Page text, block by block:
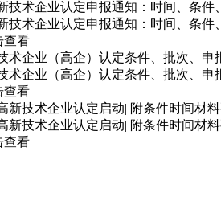
技术企业认定申报通知：时间、条
技术企业认定申报通知：时间、条
查看
术企业（高企）认定条件、批次、申
术企业（高企）认定条件、批次、申
查看
新技术企业认定启动| 附条件时间材
新技术企业认定启动| 附条件时间材
查看